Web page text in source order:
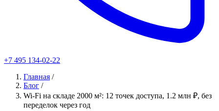
+7 495 134-02-22
Главная /
Блог /
Wi-Fi на складе 2000 м²: 12 точек доступа, 1.2 млн ₽, без
переделок через год